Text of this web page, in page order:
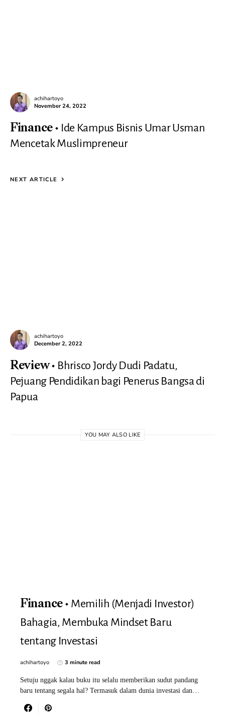
achihartoyo
November 24, 2022
Finance
Ide Kampus Bisnis Umar Usman
Mencetak Muslimpreneur
NEXT ARTICLE
achihartoyo
December 2, 2022
Review
Bhrisco Jordy Dudi Padatu,
Pejuang Pendidikan bagi Penerus Bangsa di
Papua
YOU MAY ALSO LIKE
Finance
Memilih (Menjadi Investor)
Bahagia, Membuka Mindset Baru
tentang Investasi
achihartoyo 3 minute read
Setuju nggak kalau buku itu selalu memberikan sudut pandang
baru tentang segala hal? Termasuk dalam dunia investasi dan…